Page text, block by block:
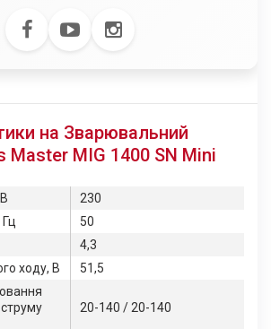
на Зварювальний
Master MIG 1400 SN Mini
230
50
4,3
ходу, В
51,5
20-140 / 20-140